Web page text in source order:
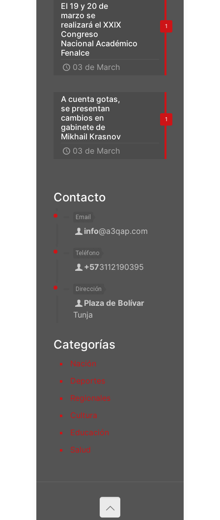
1
El 19 y 20 de
marzo se
realizará el XXIX
Congreso
Nacional Académico
Fenalce
03 de March
1
A cuenta gotas,
se presentan
cambios en
gabinete de
Mikhail Krasnov
03 de March
Contacto
Email
info@a3qap.com
Teléfono
+573112190395
Dirección
Plaza de Bolívar
Tunja
Categorías
Nación
Deportes
Regionales
Cultura
Educación
Salud